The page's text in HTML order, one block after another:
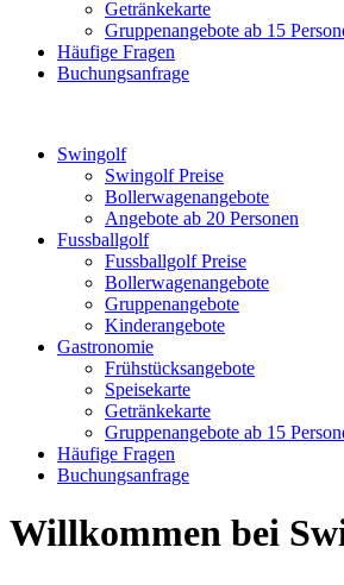
Getränkekarte
Gruppenangebote ab 15
Häufige Fragen
Buchungsanfrage
Swingolf
Swingolf Preise
Bollerwagenangebote
Angebote ab 20 Personen
Fussballgolf
Fussballgolf Preise
Bollerwagenangebote
Gruppenangebote
Kinderangebote
Gastronomie
Frühstücksangebote
Speisekarte
Getränkekarte
Gruppenangebote ab 15
Häufige Fragen
Buchungsanfrage
Willkommen bei